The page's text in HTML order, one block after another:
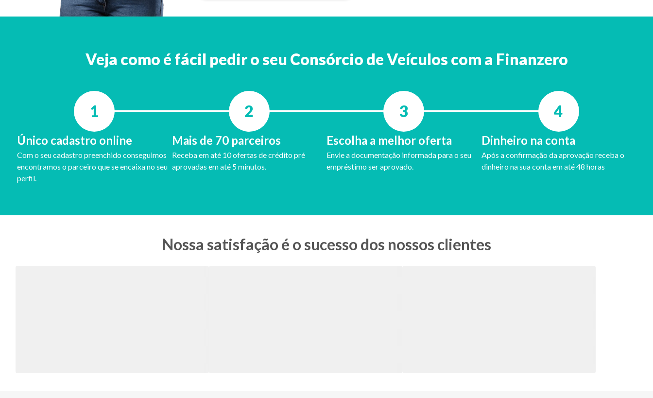
Veja como é fácil pedir o seu Consórcio de Veículos com a Finanzero
1
Único cadastro online
Com o seu cadastro preenchido conseguimos
encontramos o parceiro que se encaixa no seu
perfil.
2
Mais de 70 parceiros
Receba em até 10 ofertas de crédito pré
aprovadas em até 5 minutos.
3
Escolha a melhor oferta
Envie a documentação informada para o seu
empréstimo ser aprovado.
4
Dinheiro na conta
Após a confirmação da aprovação receba o
dinheiro na sua conta em até 48 horas
Nossa satisfação é o sucesso dos nossos clientes